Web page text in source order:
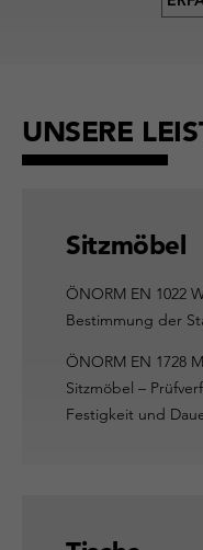
UNSERE
Sitzmöbel
ÖNORM EN 1022
Bestimmung der
ÖNORM EN 1728
Sitzmöbel –
Festigkeit und